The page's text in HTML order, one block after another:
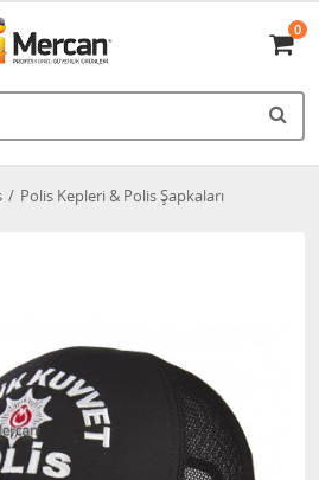
0
Polis Kepleri & Polis Şapkaları